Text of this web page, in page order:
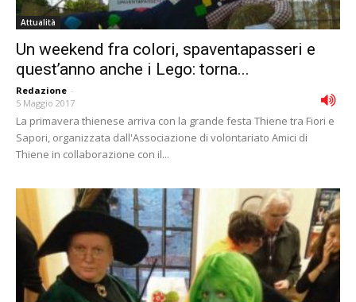
Attualità
Un weekend fra colori, spaventapasseri e
quest’anno anche i Lego: torna...
Redazione -
5 Maggio 2017
La primavera thienese arriva con la grande festa Thiene tra Fiori e
Sapori, organizzata dall'Associazione di volontariato Amici di
Thiene in collaborazione con il...